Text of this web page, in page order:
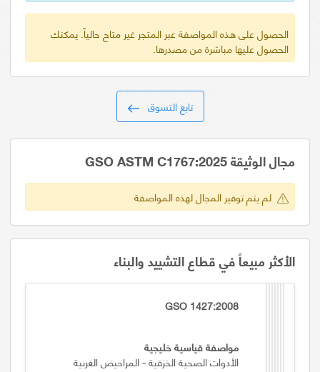
الحصول على هذه المواصفة عبر المتجر غير متاح حالياً. يمكنك
الحصول عليها مباشرة من مصدرها.
تابع التسوق
مجال الوثيقة GSO ASTM C1767:2025
لم يتم توفير المجال لهذه المواصفة
الأكثر مبيعاً في قطاع التشييد والبناء
GSO 1427:2008
مواصفة قياسية خليجية
الأدوات الصحية الخزفية - المراحيض الغربية